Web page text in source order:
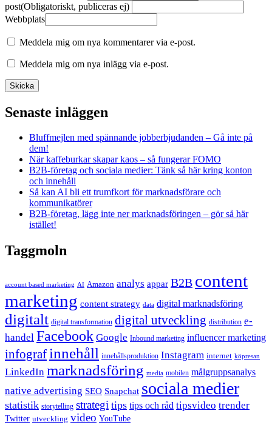
post(Obligatoriskt, publiceras ej)
Webbplats
Meddela mig om nya kommentarer via e-post.
Meddela mig om nya inlägg via e-post.
Senaste inläggen
Bluffmejlen med spännande jobberbjudanden – Gå inte på
dem!
När kaffeburkar skapar kaos – så fungerar FOMO
B2B-företag och sociala medier: Tänk så här kring konton
och innehåll
Så kan AI bli ett trumfkort för marknadsförare och
kommunikatörer
B2B-företag, lägg inte ner marknadsföringen – gör så här
istället!
Taggmoln
account based marketing AI Amazon analys appar B2B content
marketing content strategy data digital marknadsföring
digitalt digital transformation digital utveckling distribution e-
handel Facebook Google Inbound marketing influencer marketing
infograf innehåll innehållsproduktion Instagram internet köpresan
LinkedIn marknadsföring media mobilen målgruppsanalys
native advertising SEO Snapchat sociala medier
statistik storytelling strategi tips tips och råd tipsvideo trender
Twitter utveckling video YouTube